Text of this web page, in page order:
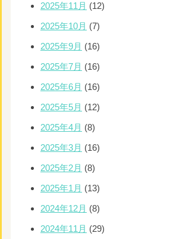
2025年11月 (12)
2025年10月 (7)
2025年9月 (16)
2025年7月 (16)
2025年6月 (16)
2025年5月 (12)
2025年4月 (8)
2025年3月 (16)
2025年2月 (8)
2025年1月 (13)
2024年12月 (8)
2024年11月 (29)